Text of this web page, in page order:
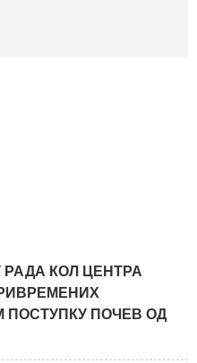
КОЛ ЦЕНТРА
ПОСТУПКУ ПОЧЕВ ОД